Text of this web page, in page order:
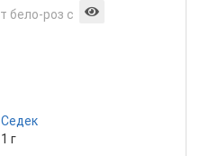
Седек
1 г